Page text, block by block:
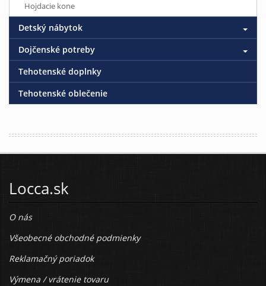
Hojdacie kone
Detský nábytok
Dojčenské potreby
Tehotenské doplnky
Tehotenské oblečenie
Locca.sk
O nás
Všeobecné obchodné podmienky
Reklamačný poriadok
Výmena / vrátenie tovaru